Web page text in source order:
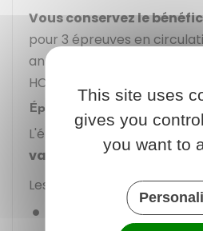
Vous conservez le
pour 3 épreuves en
an maximum à partir de la
HC à condition de valider
Épreuve en circulation (CIR)
L'épreuve CIR se déroule sur
variés
Les
compétences
Savoir s'installer et
This site uses
gives you
you want to